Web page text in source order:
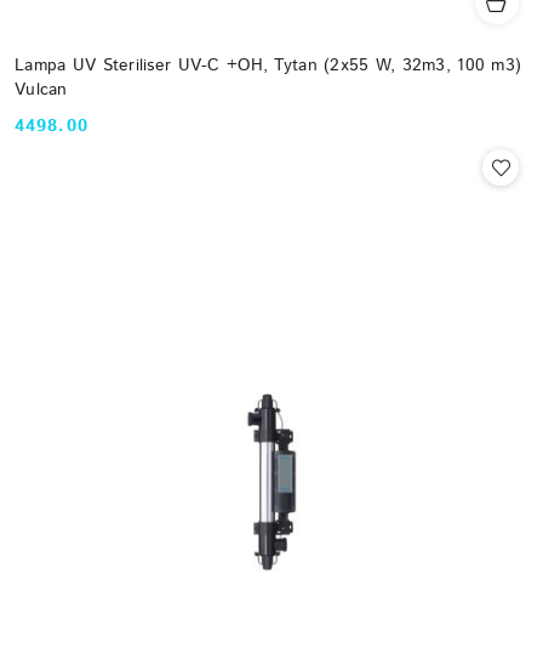
Lampa UV Steriliser UV-C +OH, Tytan (2x55 W, 32m3, 100 m3)
Vulcan
Cena:
4498.00